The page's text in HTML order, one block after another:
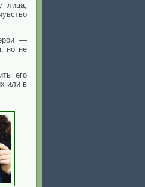
лица,
—
но не
его
или в